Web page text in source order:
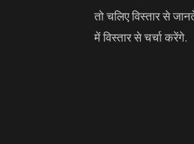
तो चलिए विस्तार से
में विस्तार से चर्चा करेंगे.